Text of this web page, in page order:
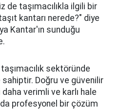
de taşımacılıkla ilgili bir
kantarı nerede?" diye
Kantar'ın sunduğu
sektöründe
Doğru ve güvenilir
verimli ve karlı hale
profesyonel bir çözüm